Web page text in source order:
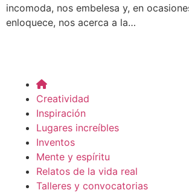
incomoda, nos embelesa y, en
enloquece, nos acerca a la…
Creatividad
Inspiración
Lugares increíbles
Inventos
Mente y espíritu
Relatos de la vida real
Talleres y convocatorias